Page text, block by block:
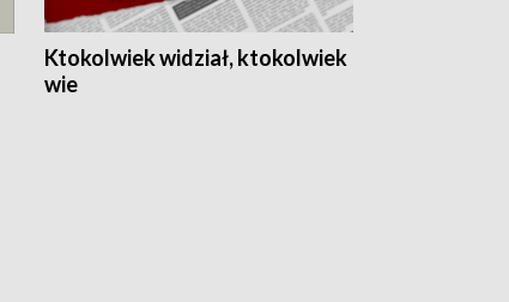
Ktokolwiek widział, ktokolwiek
wie